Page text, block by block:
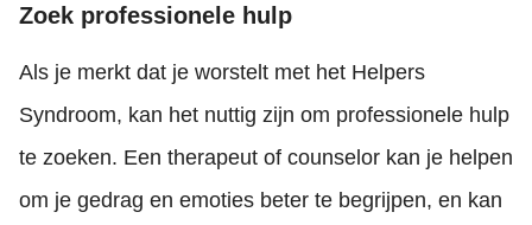
Zoek professionele hulp
Als je merkt dat je worstelt met het Helpers
Syndroom, kan het nuttig zijn om professionele hulp
te zoeken. Een therapeut of counselor kan je helpen
om je gedrag en emoties beter te begrijpen, en kan